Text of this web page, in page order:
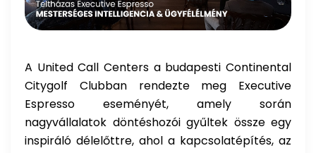
A United Call Centers a budapesti Continental
Citygolf Clubban rendezte meg Executive
Espresso eseményét, amely során
nagyvállalatok döntéshozói gyűltek össze egy
inspiráló délelőttre, ahol a kapcsolatépítés, az